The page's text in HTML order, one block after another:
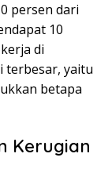
persen dari
10
di
terbesar, yaitu
betapa
Kerugian